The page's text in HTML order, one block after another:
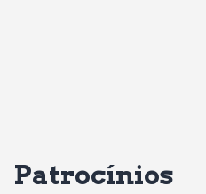
Patrocínios